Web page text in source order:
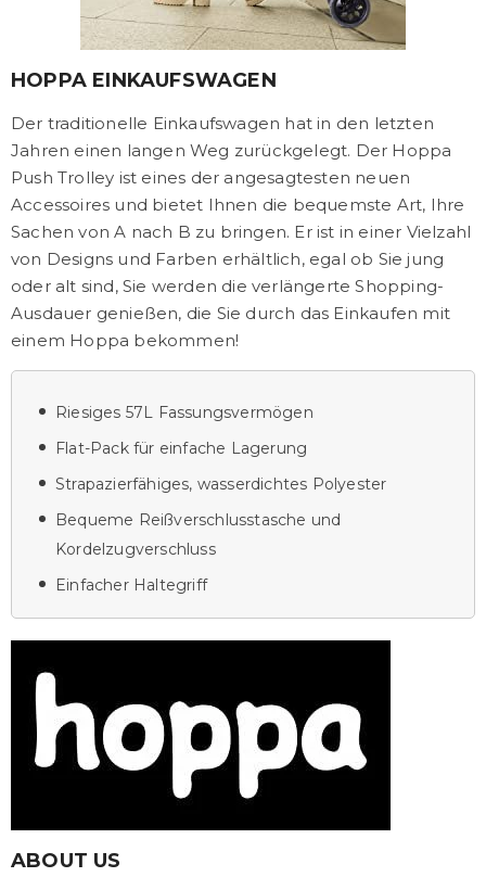
HOPPA EINKAUFSWAGEN
Der traditionelle Einkaufswagen hat in den letzten
Jahren einen langen Weg zurückgelegt. Der Hoppa
Push Trolley ist eines der angesagtesten neuen
Accessoires und bietet Ihnen die bequemste Art, Ihre
Sachen von A nach B zu bringen. Er ist in einer Vielzahl
von Designs und Farben erhältlich, egal ob Sie jung
oder alt sind, Sie werden die verlängerte Shopping-
Ausdauer genießen, die Sie durch das Einkaufen mit
einem Hoppa bekommen!
Riesiges 57L Fassungsvermögen
Flat-Pack für einfache Lagerung
Strapazierfähiges, wasserdichtes Polyester
Bequeme Reißverschlusstasche und
Kordelzugverschluss
Einfacher Haltegriff
ABOUT US